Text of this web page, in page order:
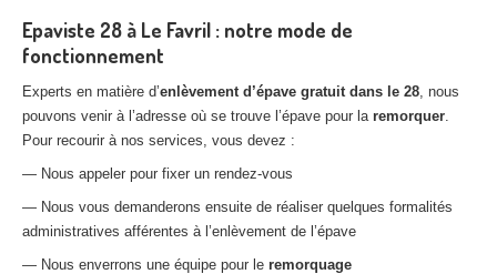
Epaviste 28 à Le Favril : notre mode de
fonctionnement
Experts en matière d’enlèvement d’épave gratuit dans le 28, nous
pouvons venir à l’adresse où se trouve l’épave pour la remorquer.
Pour recourir à nos services, vous devez :
— Nous appeler pour fixer un rendez-vous
— Nous vous demanderons ensuite de réaliser quelques formalités
administratives afférentes à l’enlèvement de l’épave
— Nous enverrons une équipe pour le remorquage